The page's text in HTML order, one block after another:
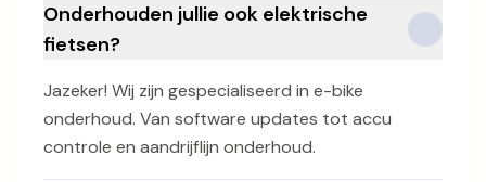
Onderhouden jullie ook elektrische
fietsen?
Jazeker! Wij zijn gespecialiseerd in e-bike
onderhoud. Van software updates tot accu
controle en aandrijflijn onderhoud.